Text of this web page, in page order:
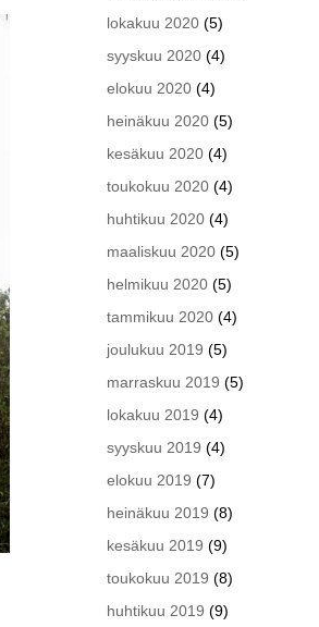
lokakuu 2020 (5)
syyskuu 2020 (4)
elokuu 2020 (4)
heinäkuu 2020 (5)
kesäkuu 2020 (4)
toukokuu 2020 (4)
huhtikuu 2020 (4)
maaliskuu 2020 (5)
helmikuu 2020 (5)
tammikuu 2020 (4)
joulukuu 2019 (5)
marraskuu 2019 (5)
lokakuu 2019 (4)
syyskuu 2019 (4)
elokuu 2019 (7)
heinäkuu 2019 (8)
kesäkuu 2019 (9)
toukokuu 2019 (8)
huhtikuu 2019 (9)